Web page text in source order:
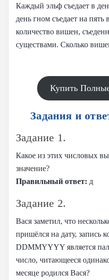
Каждый эльф съедает в
день гном съедает на
количество вишен,
существами. Сколько
Купить
Задания и
Задание 1.
Какое из этих числовых
значение?
Правильный ответ: д
Задание 2.
Вася заметил, что
пришёлся на дату, запись
DDMMYYYY является
число, читающееся
месяце родился Вася?